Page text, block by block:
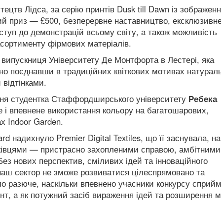
Лідса, за серію принтів Dusk till Dawn із
приз — £500, безперервне наставництво,
до демонстрацій всьому світу, а також можливість
фірмових матеріалів.
Університету Де Монтфорта в Лестері, яка
поєднавши в традиційних квіткових мотивах
студентка Стаффордширського університету Ребека
і впевнене використання кольору на багатошарових,
Indoor Garden.
надихнуло Premier Digital Textiles, що її заснувала, на
— пристрасно захопленими справою,
нових перспектив, сміливих ідей та інноваційного
сектор не зможе розвиватися цілеспрямовано та
разюче, наскільки впевнено учасники конкурсу
а як потужний засіб вираження ідей та розширення